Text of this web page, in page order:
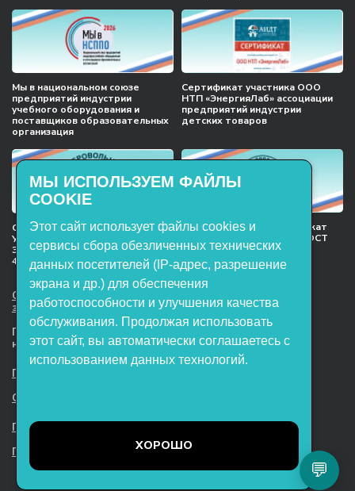
Мы в национальном союзе
предприятий индустрии
учебного оборудования и
поставщиков образовательных
организация
Сертификат участника ООО
НТП «ЭнергияЛаб» ассоциации
предприятий индустрии
детских товаров
Сертификат соответствия
Учебное оборудование, марки
ЭнергияЛаб ТУ 32.99.53–001–
47627947–2021 Серийный выпуск
Международный сертификат
менеджмента качества ГОСТ
ISO 9001:2015
ООО НТП «ЭнергияЛаб». Все права
защищены.
Представленная на сайте информация
не является публичной офертой
Пользовательское соглашение
Согласие на обработку персональных данных
Политика обработки файлов cookie
Политика конфиденциальности
МЫ ИСПОЛЬЗУЕМ ФАЙЛЫ
COOKIE
Этот сайт использует файлы cookies и
сервисы сбора обезличенных технических
данных посетителей (IP-адрес, разрешение
экрана и др.) для обеспечения
работоспособности и улучшения качества
обслуживания. Продолжая использовать
этот сайт, вы автоматически соглашаетесь с
использованием данных технологий.
ХОРОШО
💬